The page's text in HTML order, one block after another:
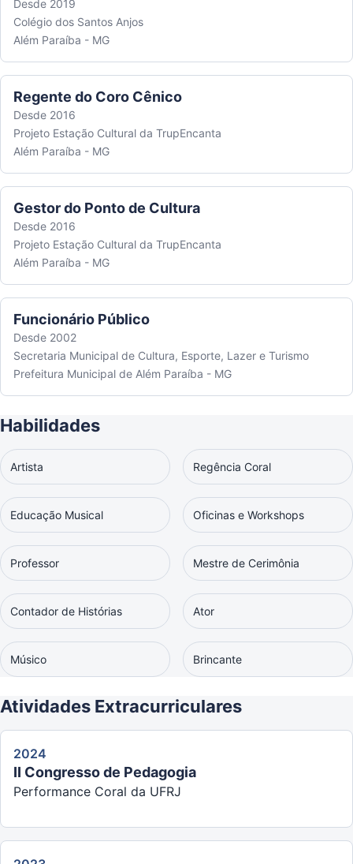
Desde 2019
Colégio dos Santos Anjos
Além Paraíba - MG
Regente do Coro Cênico
Desde 2016
Projeto Estação Cultural da TrupEncanta
Além Paraíba - MG
Gestor do Ponto de Cultura
Desde 2016
Projeto Estação Cultural da TrupEncanta
Além Paraíba - MG
Funcionário Público
Desde 2002
Secretaria Municipal de Cultura, Esporte, Lazer e Turismo
Prefeitura Municipal de Além Paraíba - MG
Habilidades
Artista Regência Coral
Educação Musical Oficinas e Workshops
Professor Mestre de Cerimônia
Contador de Histórias Ator
Músico Brincante
Atividades Extracurriculares
2024
II Congresso de Pedagogia
Performance Coral da UFRJ